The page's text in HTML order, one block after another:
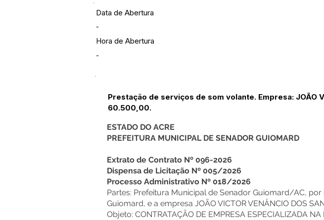
Data de Abertura
-
Hora de Abertura
-
Prestação de serviços de som volante. Empresa: JOÃO
60.500,00.
ESTADO DO ACRE
PREFEITURA MUNICIPAL DE SENADOR GUIOMARD
Extrato de Contrato Nº 096-2026
Dispensa de Licitação Nº 005/2026
Processo Administrativo Nº 018/2026
Partes: Prefeitura Municipal de Senador Guiomard/AC,
Guiomard, e a empresa JOÃO VICTOR VENÂNCIO DOS
Objeto: CONTRATAÇÃO DE EMPRESA ESPECIALIZADA